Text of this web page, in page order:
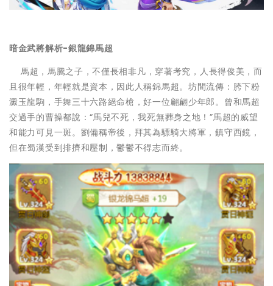
暗金武將解析-銀龍錦馬超
馬超，馬騰之子，不僅長相非凡，穿著考究，人長得俊美，而
且很年輕，年輕就是資本，因此人稱錦馬超。坊間流傳：胯下粉
澱玉龍駒，手舞三十六路絕命槍，好一位翩翩少年郎。曾和馬超
交過手的曹操都說：“馬兒不死，我死無葬身之地！”馬超的威望
和能力可見一斑。劉備稱帝後，拜其為驃騎大將軍，鎮守西鏡，
但在蜀漢受到排擠和壓制，鬱鬱不得志而終。